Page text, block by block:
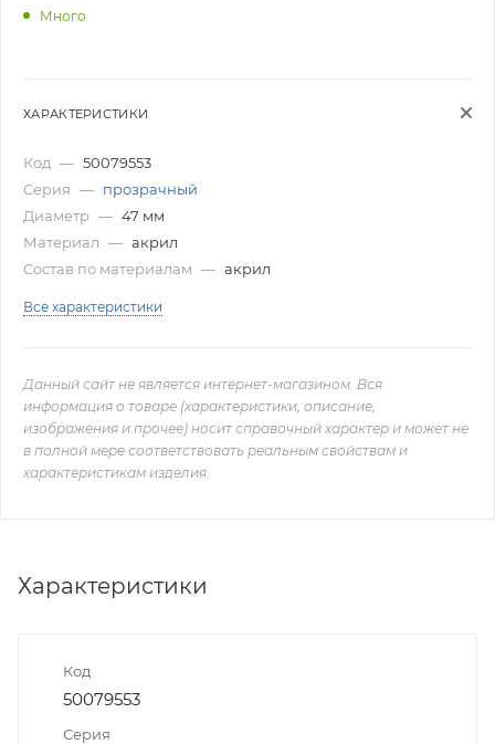
Много
ХАРАКТЕРИСТИКИ
Код — 50079553
Серия — прозрачный
Диаметр — 47 мм
Материал — акрил
Состав по материалам — акрил
Все характеристики
Данный сайт не является интернет-магазином. Вся
информация о товаре (характеристики, описание,
изображения и прочее) носит справочный характер и может не
в полной мере соответствовать реальным свойствам и
характеристикам изделия.
Характеристики
Код
50079553
Серия